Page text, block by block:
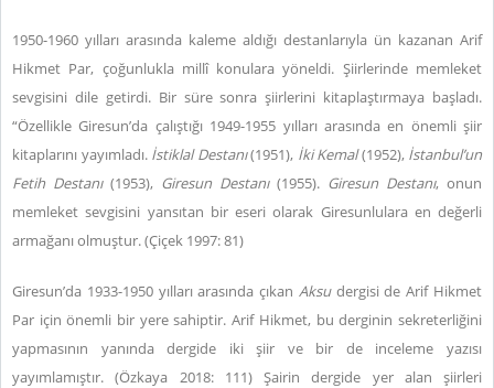
1950-1960 yılları arasında kaleme aldığı destanlarıyla ün kazanan Arif
Hikmet Par, çoğunlukla millî konulara yöneldi. Şiirlerinde memleket
sevgisini dile getirdi. Bir süre sonra şiirlerini kitaplaştırmaya başladı.
“Özellikle Giresun’da çalıştığı 1949-1955 yılları arasında en önemli şiir
kitaplarını yayımladı. İstiklal Destanı(1951), İki Kemal(1952), İstanbul’un
Fetih Destanı(1953), Giresun Destanı(1955). Giresun Destanı, onun
memleket sevgisini yansıtan bir eseri olarak Giresunlulara en değerli
armağanı olmuştur. (Çiçek 1997: 81)
Giresun’da 1933-1950 yılları arasında çıkan Aksu dergisi de Arif Hikmet
Par için önemli bir yere sahiptir. Arif Hikmet, bu derginin sekreterliğini
yapmasının yanında dergide iki şiir ve bir de inceleme yazısı
yayımlamıştır. (Özkaya 2018: 111) Şairin dergide yer alan şiirleri